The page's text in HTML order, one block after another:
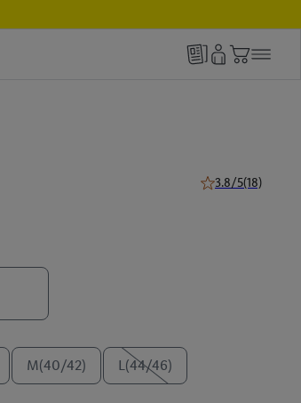
3.8/5(18)
M(40/42) L(44/46)